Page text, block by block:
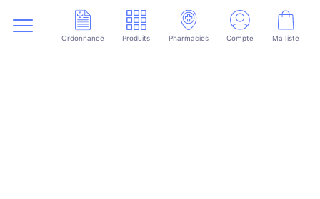
Ordonnance Produits Pharmacies Compte Ma liste